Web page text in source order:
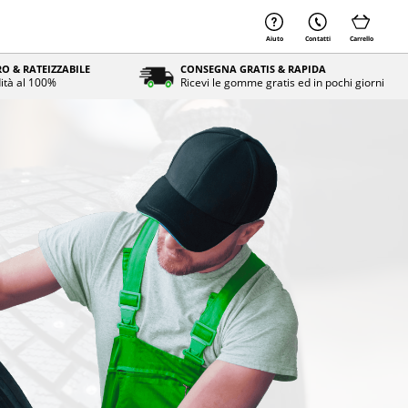
Aiuto Contatti Carrello
& RATEIZZABILE
al 100%
CONSEGNA GRATIS & RAPIDA
Ricevi le gomme gratis ed in pochi giorni